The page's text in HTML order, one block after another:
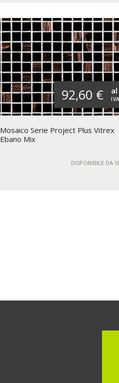
92,60 €
Mosaico Serie Project Plus Vitrex
Ebano Mix
DISPONIBILE DA